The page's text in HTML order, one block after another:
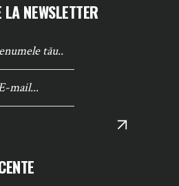
NEWSLETTER